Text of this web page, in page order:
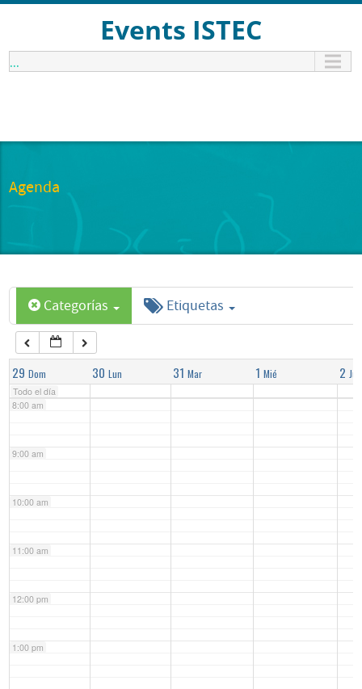
Events ISTEC
...
Agenda
Categorías Etiquetas
29 Dom 30 Lun 31 Mar 1 Mié 2 Jue
Todo el día
1:00 am
6:00 am
7:00 am
8:00 am
9:00 am
10:00 am
11:00 am
12:00 pm
1:00 pm